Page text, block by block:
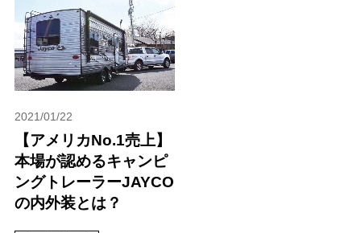
2021/01/22
【アメリカNo.1売上】
本場が認めるキャンピ
ングトレーラーJAYCO
の内外装とは？